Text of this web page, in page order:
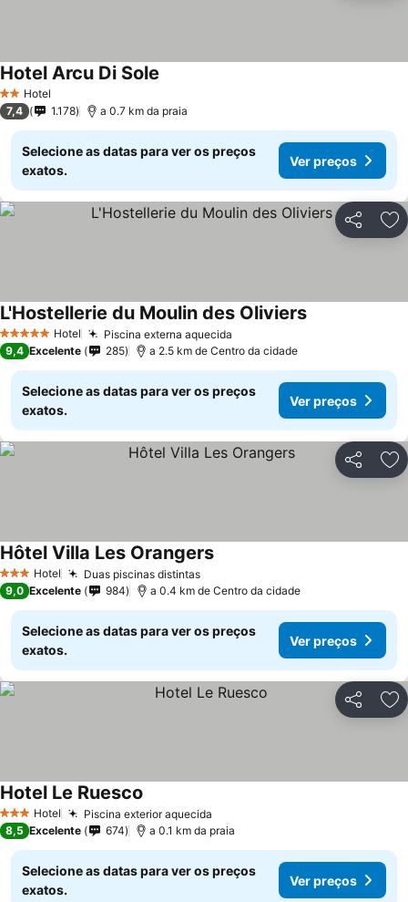
2 Estrelas
Hotel
Hotel Arcu Di Sole
7,4 1.178 a 0.7 km da praia
Selecione as datas para ver os preços
exatos.
Ver preços
Partilhar
5 Estrelas Hotel Piscina externa aquecida
L'Hostellerie du Moulin des Oliviers
9,4 Excelente 285 a 2.5 km de Centro da cidade
Selecione as datas para ver os preços
exatos.
Ver preços
Partilhar
3 EstrelasHotel Duas piscinas distintas
Hôtel Villa Les Orangers
9,0 Excelente 984 a 0.4 km de Centro da cidade
Selecione as datas para ver os preços
exatos.
Ver preços
Partilhar
3 EstrelasHotel Piscina exterior aquecida
Hotel Le Ruesco
8,5 Excelente 674 a 0.1 km da praia
Selecione as datas para ver os preços
exatos.
Ver preços